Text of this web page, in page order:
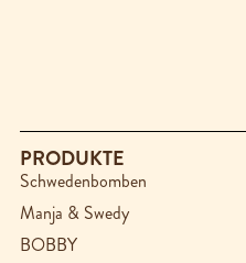
PRODUKTE
Schwedenbomben
Manja & Swedy
BOBBY